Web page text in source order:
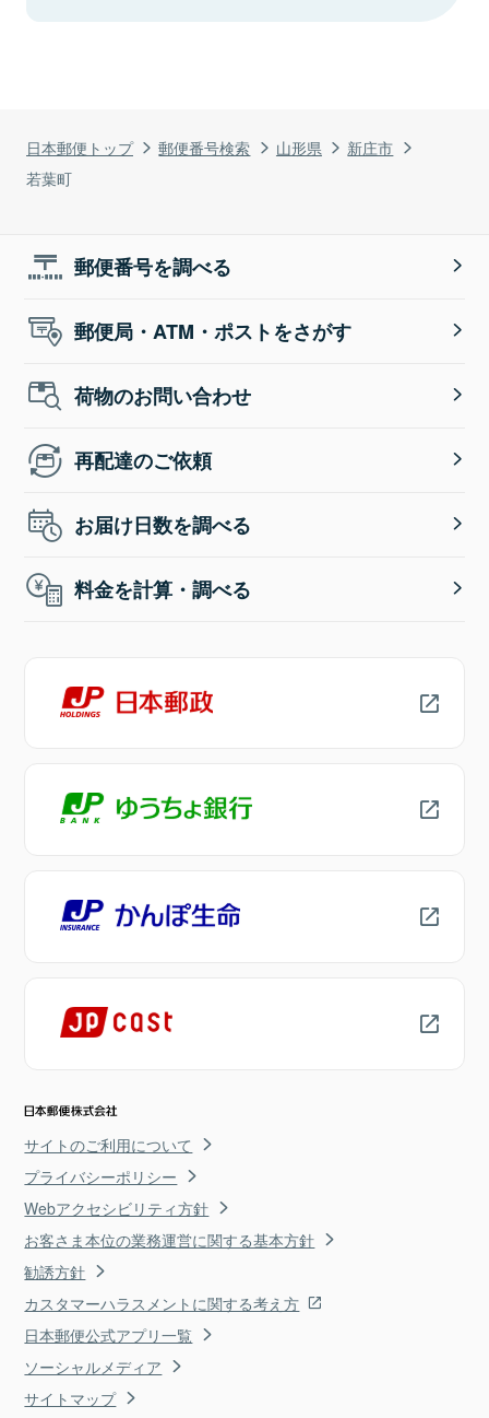
日本郵便トップ 郵便番号検索 山形県
新庄市
若葉町
郵便番号を調べる
郵便局・ATM・ポストをさがす
荷物のお問い合わせ
再配達のご依頼
お届け日数を調べる
料金を計算・調べる
サイトのご利用について
プライバシーポリシー
Webアクセシビリティ方針
お客さま本位の業務運営に関する基本方針
勧誘方針
カスタマーハラスメントに関する考え方
日本郵便公式アプリ一覧
ソーシャルメディア
サイトマップ